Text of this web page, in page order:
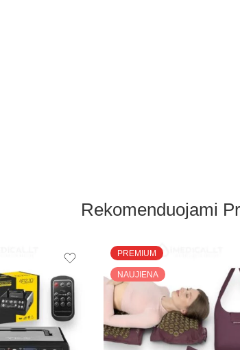
Rekomenduojami
PREMIUM
NAUJIENA